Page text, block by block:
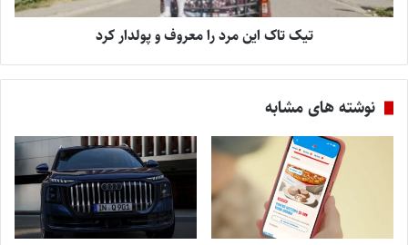
تیک تاک این مرد را معروف و پولدار کرد
نوشته های مشابه